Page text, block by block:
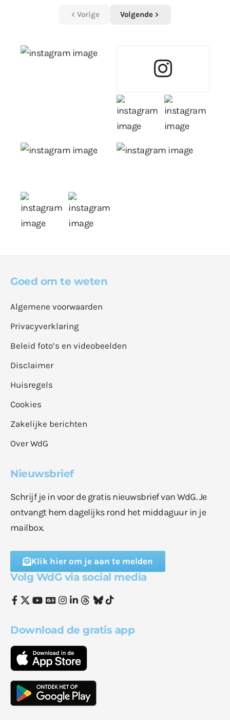
Vorige Volgende
Goed om te weten
Algemene voorwaarden
Privacyverklaring
Beleid foto’s en videobeelden
Disclaimer
Huisregels
Cookies
Zakelijke berichten
Over WdG
Nieuwsbrief
Schrijf je in voor de gratis nieuwsbrief van WdG. Je
ontvangt hem dagelijks rond het middaguur in je
mailbox.
Klik hier om je aan te melden
Volg WdG via social media
Download de gratis app